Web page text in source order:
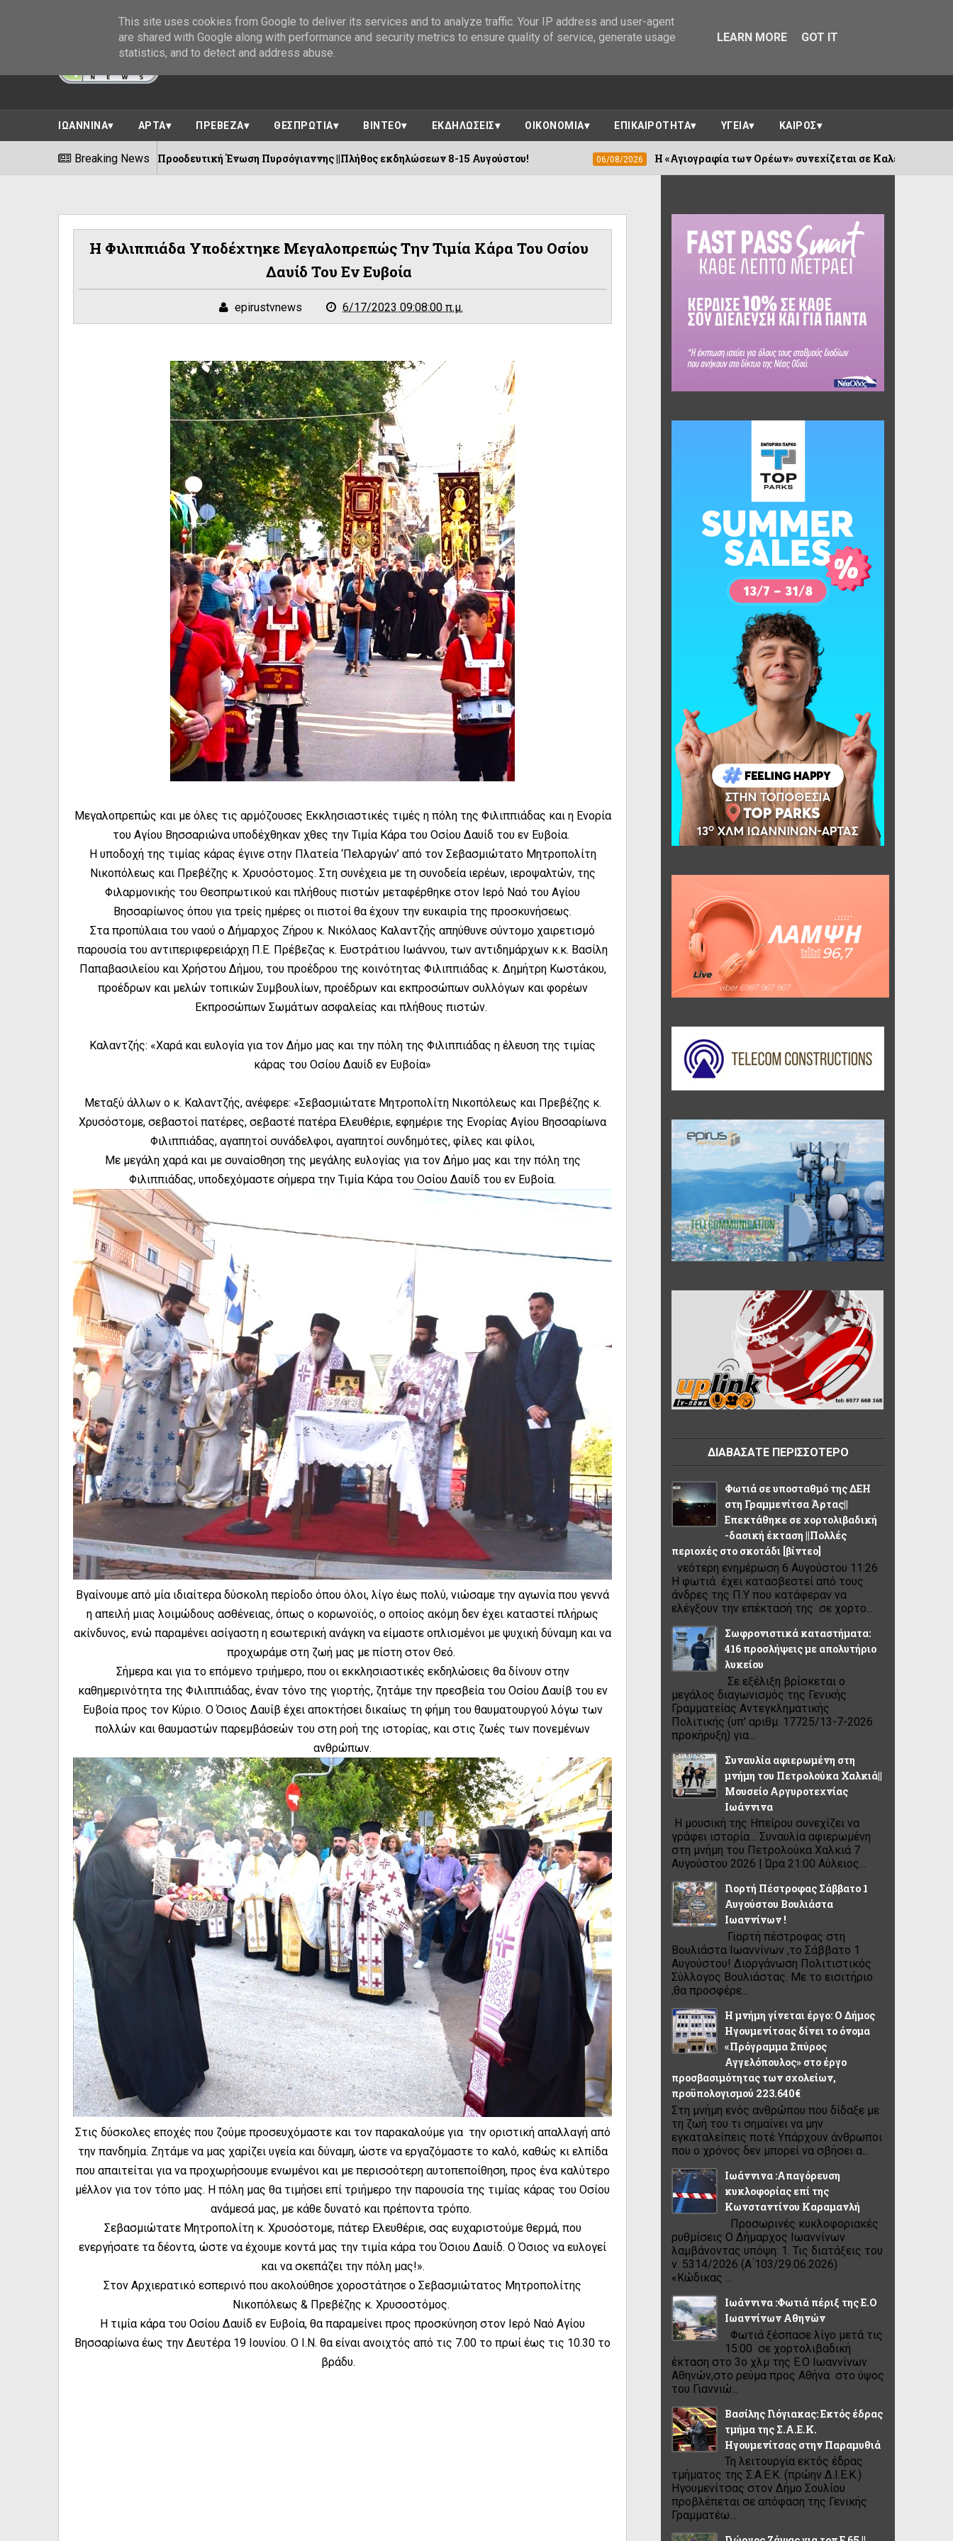
ΙΩΑΝΝΙΝΑ ΑΡΤΑ ΠΡΕΒΕΖΑ ΘΕΣΠΡΩΤΙΑ ΒΙΝΤΕΟ ΕΚΔΗΛΩΣΕΙΣ ΟΙΚΟΝΟΜΙΑ ΕΠΙΚΑΙΡΟΤΗΤΑ ΥΓΕΙΑ ΚΑΙΡΟΣ
Breaking News
Προοδευτική Ένωση Πυρσόγιαννης ||Πλήθος εκδηλώσεων 8-15 Αυγούστου! 06/08/2026 Η «Αγιογραφία των Ορέων» συνεχίζεται σε Καλέντζι και Χουλιαράδες
Η Φιλιππιάδα Υποδέχτηκε Μεγαλοπρεπώς Την Τιμία Κάρα Του Οσίου
Δαυίδ Του Εν Ευβοία
epirustvnews 6/17/2023 09:08:00 π.μ.
Μεγαλοπρεπώς και με όλες τις αρμόζουσες Εκκλησιαστικές τιμές η πόλη της Φιλιππιάδας και η Ενορία
του Αγίου Βησσαριώνα υποδέχθηκαν χθες την Τιμία Κάρα του Οσίου Δαυίδ του εν Ευβοία.
Η υποδοχή της τιμίας κάρας έγινε στην Πλατεία ‘Πελαργών’ από τον Σεβασμιώτατο Μητροπολίτη
Νικοπόλεως και Πρεβέζης κ. Χρυσόστομος. Στη συνέχεια με τη συνοδεία ιερέων, ιεροψαλτών, της
Φιλαρμονικής του Θεσπρωτικού και πλήθους πιστών μεταφέρθηκε στον Ιερό Ναό του Αγίου
Βησσαρίωνος όπου για τρείς ημέρες οι πιστοί θα έχουν την ευκαιρία της προσκυνήσεως.
Στα προπύλαια του ναού ο Δήμαρχος Ζήρου κ. Νικόλαος Καλαντζής απηύθυνε σύντομο χαιρετισμό
παρουσία του αντιπεριφερειάρχη Π.Ε. Πρέβεζας κ. Ευστράτιου Ιωάννου, των αντιδημάρχων κ.κ. Βασίλη
Παπαβασιλείου και Χρήστου Δήμου, του προέδρου της κοινότητας Φιλιππιάδας κ. Δημήτρη Κωστάκου,
προέδρων και μελών τοπικών Συμβουλίων, προέδρων και εκπροσώπων συλλόγων και φορέων
Εκπροσώπων Σωμάτων ασφαλείας και πλήθους πιστών.
Καλαντζής: «Χαρά και ευλογία για τον Δήμο μας και την πόλη της Φιλιππιάδας η έλευση της τιμίας
κάρας του Οσίου Δαυίδ εν Ευβοία»
Μεταξύ άλλων ο κ. Καλαντζής, ανέφερε: «Σεβασμιώτατε Μητροπολίτη Νικοπόλεως και Πρεβέζης κ.
Χρυσόστομε, σεβαστοί πατέρες, σεβαστέ πατέρα Ελευθέριε, εφημέριε της Ενορίας Αγίου Βησσαρίωνα
Φιλιππιάδας, αγαπητοί συνάδελφοι, αγαπητοί συνδημότες, φίλες και φίλοι,
Με μεγάλη χαρά και με συναίσθηση της μεγάλης ευλογίας για τον Δήμο μας και την πόλη της
Φιλιππιάδας, υποδεχόμαστε σήμερα την Τιμία Κάρα του Οσίου Δαυίδ του εν Ευβοία.
Βγαίνουμε από μία ιδιαίτερα δύσκολη περίοδο όπου όλοι, λίγο έως πολύ, νιώσαμε την αγωνία που γεννά
η απειλή μιας λοιμώδους ασθένειας, όπως ο κορωνοϊός, ο οποίος ακόμη δεν έχει καταστεί πλήρως
ακίνδυνος, ενώ παραμένει ασίγαστη η εσωτερική ανάγκη να είμαστε οπλισμένοι με ψυχική δύναμη και να
προχωράμε στη ζωή μας με πίστη στον Θεό.
Σήμερα και για το επόμενο τριήμερο, που οι εκκλησιαστικές εκδηλώσεις θα δίνουν στην
καθημερινότητα της Φιλιππιάδας, έναν τόνο της γιορτής, ζητάμε την πρεσβεία του Οσίου Δαυίβ του εν
Ευβοία προς τον Κύριο. Ο Όσιος Δαυίβ έχει αποκτήσει δικαίως τη φήμη του θαυματουργού λόγω των
πολλών και θαυμαστών παρεμβάσεών του στη ροή της ιστορίας, και στις ζωές των πονεμένων
ανθρώπων.
Στις δύσκολες εποχές που ζούμε προσευχόμαστε και τον παρακαλούμε για την οριστική απαλλαγή από
την πανδημία. Ζητάμε να μας χαρίζει υγεία και δύναμη, ώστε να εργαζόμαστε το καλό, καθώς κι ελπίδα
που απαιτείται για να προχωρήσουμε ενωμένοι και με περισσότερη αυτοπεποίθηση, προς ένα καλύτερο
μέλλον για τον τόπο μας. Η πόλη μας θα τιμήσει επί τριήμερο την παρουσία της τιμίας κάρας του Οσίου
ανάμεσά μας, με κάθε δυνατό και πρέποντα τρόπο.
Σεβασμιώτατε Μητροπολίτη κ. Χρυσόστομε, πάτερ Ελευθέριε, σας ευχαριστούμε θερμά, που
ενεργήσατε τα δέοντα, ώστε να έχουμε κοντά μας την τιμία κάρα του Όσιου Δαυίδ. Ο Όσιος να ευλογεί
και να σκεπάζει την πόλη μας!».
Στον Αρχιερατικό εσπερινό που ακολούθησε χοροστάτησε ο Σεβασμιώτατος Μητροπολίτης
Νικοπόλεως & Πρεβέζης κ. Χρυσοστόμος.
Η τιμία κάρα του Οσίου Δαυίδ εν Ευβοία, θα παραμείνει προς προσκύνηση στον Ιερό Ναό Αγίου
Βησσαρίωνα έως την Δευτέρα 19 Ιουνίου. Ο Ι.Ν. θα είναι ανοιχτός από τις 7.00 το πρωί έως τις 10.30 το
βράδυ.
ΔΙΑΒΑΣΑΤΕ ΠΕΡΙΣΣΟΤΕΡΟ
Φωτιά σε υποσταθμό της ΔΕΗ
στη Γραμμενίτσα Άρτας||
Επεκτάθηκε σε χορτολιβαδική
-δασική έκταση ||Πολλές
περιοχές στο σκοτάδι [βίντεο]
νεότερη ενημέρωση 6 Αυγούστου 11:26
Η φωτιά έχει κατασβεστεί από τους
άνδρες της Π.Υ που κατάφεραν να
ελέγξουν την επέκτασή της σε χορτο...
Σωφρονιστικά καταστήματα:
416 προσλήψεις με απολυτήριο
λυκείου
Σε εξέλιξη βρίσκεται ο
μεγάλος διαγωνισμός της Γενικής
Γραμματείας Αντεγκληματικής
Πολιτικής (υπ' αριθμ. 17725/13-7-2026
προκήρυξη) για...
Συναυλία αφιερωμένη στη
μνήμη του Πετρολούκα Χαλκιά||
Μουσείο Αργυροτεχνίας
Ιωάννινα
Η μουσική της Ηπείρου συνεχίζει να
γράφει ιστορία… Συναυλία αφιερωμένη
στη μνήμη του Πετρολούκα Χαλκιά 7
Αυγούστου 2026 | Ώρα 21:00 Αύλειος...
Γιορτή Πέστροφας Σάββατο 1
Αυγούστου Βουλιάστα
Ιωαννίνων !
Γιορτή πέστροφας στη
Βουλιάστα Ιωαννίνων ,το Σάββατο 1
Αυγούστου! Διοργάνωση Πολιτιστικός
Σύλλογος Βουλιάστας. Με το εισιτήριο
,θα προσφέρε...
Η μνήμη γίνεται έργο: Ο Δήμος
Ηγουμενίτσας δίνει το όνομα
«Πρόγραμμα Σπύρος
Αγγελόπουλος» στο έργο
προσβασιμότητας των σχολείων,
προϋπολογισμού 223.640€
Στη μνήμη ενός ανθρώπου που δίδαξε με
τη ζωή του τι σημαίνει να μην
εγκαταλείπεις ποτέ Υπάρχουν άνθρωποι
που ο χρόνος δεν μπορεί να σβήσει α...
Ιωάννινα :Απαγόρευση
κυκλοφορίας επί της
Κωνσταντίνου Καραμανλή
Προσωρινές κυκλοφοριακές
ρυθμίσεις Ο Δήμαρχος Ιωαννίνων
λαμβάνοντας υπόψη: 1. Τις διατάξεις του
ν. 5314/2026 (Α ́103/29.06.2026)
«Κώδικας ...
Ιωάννινα :Φωτιά πέριξ της Ε.Ο
Ιωαννίνων Αθηνών
Φωτιά ξέσπασε λίγο μετά τις
15:00 σε χορτολιβαδική
έκταση στο 3ο χλμ της Ε.Ο Ιωαννίνων
Αθηνών,στο ρεύμα προς Αθήνα στο ύψος
του Γιαννιώ...
Βασίλης Γιόγιακας: Εκτός έδρας
τμήμα της Σ.Α.Ε.Κ.
Ηγουμενίτσας στην Παραμυθιά
Τη λειτουργία εκτός έδρας
τμήματος της Σ.Α.Ε.Κ. (πρώην Δ.Ι.Ε.Κ.)
Ηγουμενίτσας στον Δήμο Σουλίου
προβλέπεται σε απόφαση της Γενικής
Γραμματέω...
This site uses cookies from Google to deliver its services and to analyze traffic. Your IP address and user-agent
are shared with Google along with performance and security metrics to ensure quality of service, generate usage
statistics, and to detect and address abuse.
LEARN MORE GOT IT